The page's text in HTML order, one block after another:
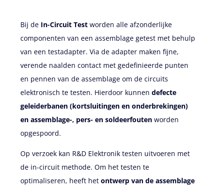
Bij de In-Circuit Test worden alle afzonderlijke
componenten van een assemblage getest met behulp
van een testadapter. Via de adapter maken fijne,
verende naalden contact met gedefinieerde punten
en pennen van de assemblage om de circuits
elektronisch te testen. Hierdoor kunnen defecte
geleiderbanen (kortsluitingen en onderbrekingen)
en assemblage-, pers- en soldeerfouten worden
opgespoord.
Op verzoek kan R&D Elektronik testen uitvoeren met
de in-circuit methode. Om het testen te
optimaliseren, heeft het ontwerp van de assemblage